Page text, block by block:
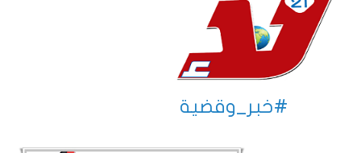
#خبر_وقضية